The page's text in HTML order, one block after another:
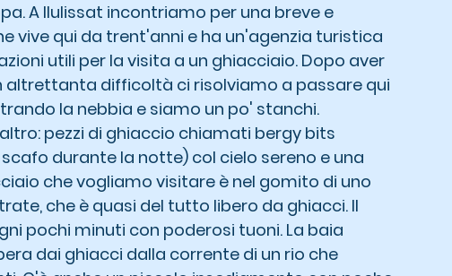
A Ilulissat incontriamo per una breve e
vive qui da trent'anni e ha un'agenzia turistica
utili per la visita a un ghiacciaio. Dopo aver
difficoltà ci risolviamo a passare qui
la nebbia e siamo un po' stanchi.
pezzi di ghiaccio chiamati bergy bits
durante la notte) col cielo sereno e una
che vogliamo visitare è nel gomito di uno
che è quasi del tutto libero da ghiacci. Il
pochi minuti con poderosi tuoni. La baia
dai ghiacci dalla corrente di un rio che